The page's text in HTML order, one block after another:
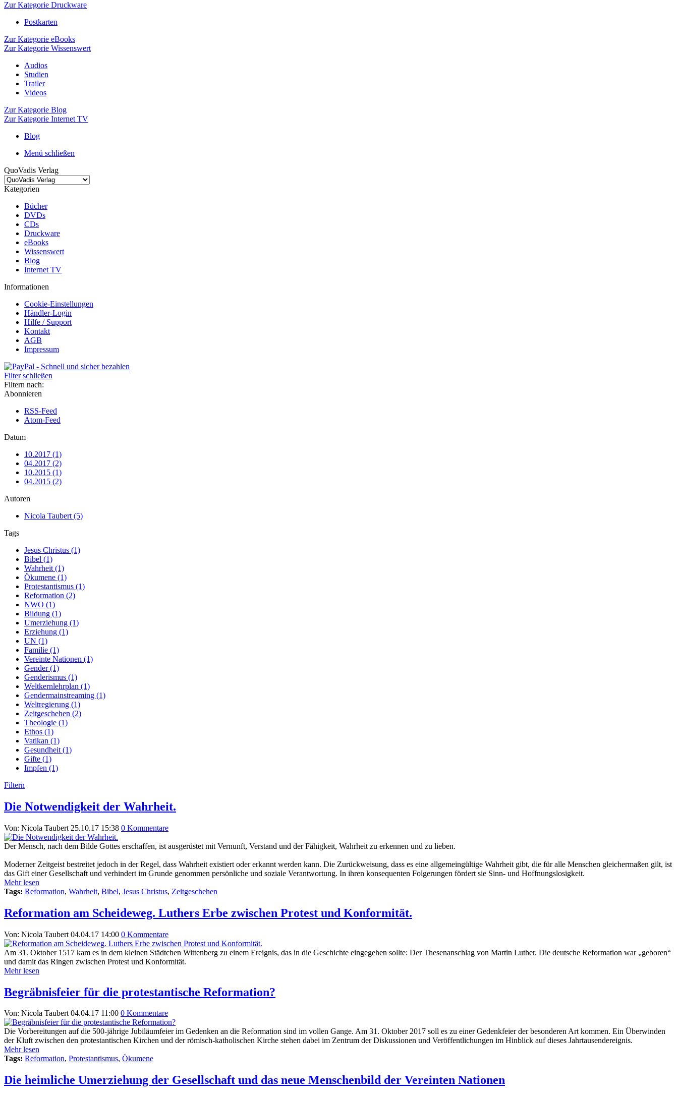
Zur Kategorie Druckware
Postkarten
Zur Kategorie eBooks
Zur Kategorie Wissenswert
Audios
Studien
Trailer
Videos
Zur Kategorie Blog
Zur Kategorie Internet TV
Blog
Menü schließen
QuoVadis Verlag
Kategorien
Bücher
DVDs
CDs
Druckware
eBooks
Wissenswert
Blog
Internet TV
Informationen
Cookie-Einstellungen
Händler-Login
Hilfe / Support
Kontakt
AGB
Impressum
Filter schließen
Filtern nach:
Abonnieren
RSS-Feed
Atom-Feed
Datum
10.2017 (1)
04.2017 (2)
10.2015 (1)
04.2015 (2)
Autoren
Nicola Taubert (5)
Tags
Jesus Christus (1)
Bibel (1)
Wahrheit (1)
Ökumene (1)
Protestantismus (1)
Reformation (2)
NWO (1)
Bildung (1)
Umerziehung (1)
Erziehung (1)
UN (1)
Familie (1)
Vereinte Nationen (1)
Gender (1)
Genderismus (1)
Weltkernlehrplan (1)
Gendermainstreaming (1)
Weltregierung (1)
Zeitgeschehen (2)
Theologie (1)
Ethos (1)
Vatikan (1)
Gesundheit (1)
Gifte (1)
Impfen (1)
Filtern
Die Notwendigkeit der Wahrheit.
Von: Nicola Taubert 25.10.17 15:38 0 Kommentare
Der Mensch, nach dem Bilde Gottes erschaffen, ist ausgerüstet mit Vernunft, Verstand und der Fähigkeit, Wahrheit zu erkennen und zu lieben.
Moderner Zeitgeist bestreitet jedoch in der Regel, dass Wahrheit existiert oder erkannt werden kann. Die Zurückweisung, dass es eine allgemeingültige Wahrheit gibt, die für alle Menschen gleichermaßen gilt, ist
das Gift einer Gesellschaft und verhindert im Grunde genommen persönliche und soziale Verantwortung. In ihren konsequenten Folgerungen fördert sie Sinn- und Hoffnungslosigkeit.
Mehr lesen
Tags: Reformation, Wahrheit, Bibel, Jesus Christus, Zeitgeschehen
Reformation am Scheideweg. Luthers Erbe zwischen Protest und Konformität.
Von: Nicola Taubert 04.04.17 14:00 0 Kommentare
Am 31. Oktober 1517 kam es in dem kleinen Städtchen Wittenberg zu einem Ereignis, das in die Geschichte eingegehen sollte: Der Thesenanschlag von Martin Luther. Die deutsche Reformation war „geboren“
und damit das Ringen zwischen Protest und Konformität.
Mehr lesen
Begräbnisfeier für die protestantische Reformation?
Von: Nicola Taubert 04.04.17 11:00 0 Kommentare
Die Vorbereitungen auf die 500-jährige Jubiläumfeier im Gedenken an die Reformation sind im vollen Gange. Am 31. Oktober 2017 soll es zu einer Gedenkfeier der besonderen Art kommen. Ein Überwinden
der Kluft zwischen den protestantischen Kirchen und der römisch-katholischen Kirche stehen dabei im Zentrum der Diskussionen und Veröffentlichungen im Hinblick auf dieses Jahrtausendereignis.
Mehr lesen
Tags: Reformation, Protestantismus, Ökumene
Die heimliche Umerziehung der Gesellschaft und das neue Menschenbild der Vereinten Nationen